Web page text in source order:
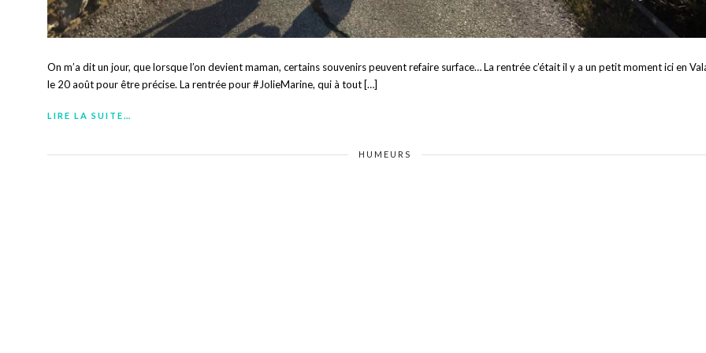
On m’a dit un jour, que lorsque l’on devient maman, certains souvenirs peuvent refaire surface… La rentrée c’était il y a un petit moment ici en
le 20 août pour être précise. La rentrée pour #JolieMarine, qui à tout […]
LIRE LA SUITE…
HUMEURS